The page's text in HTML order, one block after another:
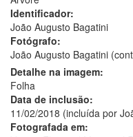
Identificador:
João Augusto Bagatini
Fotógrafo:
João Augusto Bagatini
Detalhe na imagem:
Folha
Data de inclusão:
11/02/2018 (incluída por
Fotografada em: